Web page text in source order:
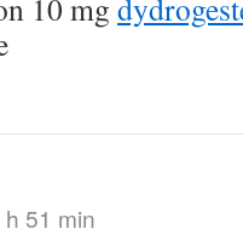
10 mg
51 min